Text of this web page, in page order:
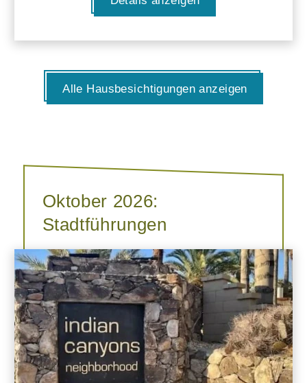
Alle Hausbesichtigungen anzeigen
Oktober 2026:
Stadtführungen